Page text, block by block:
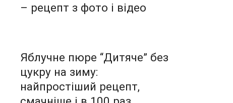
– рецепт з фото і відео
Яблучне пюре “Дитяче” без
цукру на зиму:
найпростіший рецепт,